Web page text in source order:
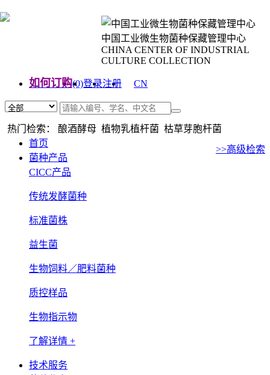
中国工业微生物菌种保藏管理中心
CHINA CENTER OF INDUSTRIAL
CULTURE COLLECTION
如何订购(0)登录注册
CN
热门检索： 酿酒酵母 植物乳植杆菌 枯草芽胞杆菌
>>高级检索
首页
菌种产品
CICC产品
传统发酵菌种
标准菌株
益生菌
生物饲料／肥料菌种
质控样品
生物指示物
了解详情 +
技术服务